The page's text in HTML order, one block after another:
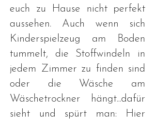
euch zu Hause nicht perfekt
aussehen. Auch wenn sich
Kinderspielzeug am Boden
tummelt, die Stoffwindeln in
jedem Zimmer zu finden sind
oder die Wäsche am
Wäschetrockner hängt...dafür
sieht und spürt man: Hier